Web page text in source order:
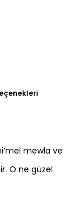
mewla ve
O ne güzel